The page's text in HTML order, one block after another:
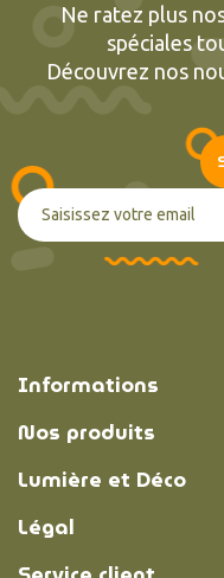
Ne ratez plus
spéciales
Découvrez nos
Informations
Nos produits
Lumière et Déco
Légal